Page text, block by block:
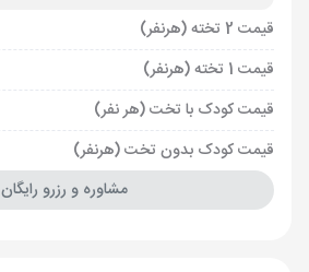
قیمت 2 تخته (هرنفر)
قیمت 1 تخته (هرنفر)
قیمت کودک با تخت (هر نفر)
قیمت کودک بدون تخت (هرنفر)
مشاوره و رزرو رایگان